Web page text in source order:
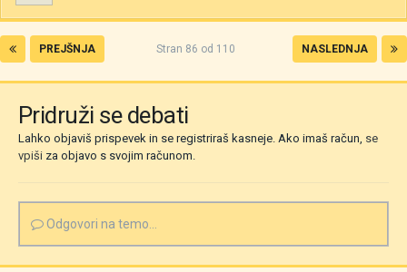
PREJŠNJA NASLEDNJA
Stran 86 od 110
Pridruži se debati
Lahko objaviš prispevek in se registriraš kasneje. Ako imaš račun, se
vpiši za objavo s svojim računom.
Odgovori na temo...